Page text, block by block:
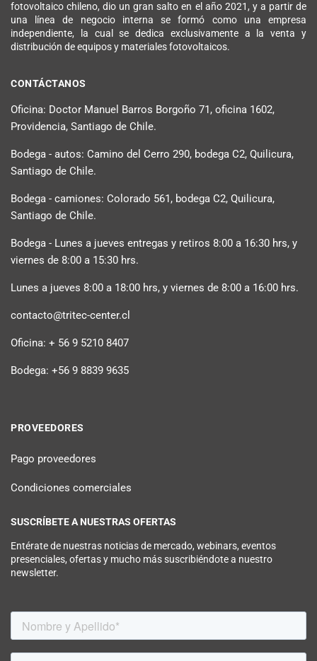
fotovoltaico chileno, dio un gran salto en el año 2021, y a partir de
una línea de negocio interna se formó como una empresa
independiente, la cual se dedica exclusivamente a la venta y
distribución de equipos y materiales fotovoltaicos.
CONTÁCTANOS
Oficina: Doctor Manuel Barros Borgoño 71, oficina 1602,
Providencia, Santiago de Chile.
Bodega - autos: Camino del Cerro 290, bodega C2, Quilicura,
Santiago de Chile.
Bodega - camiones: Colorado 561, bodega C2, Quilicura,
Santiago de Chile.
Bodega - Lunes a jueves entregas y retiros 8:00 a 16:30 hrs, y
viernes de 8:00 a 15:30 hrs.
Lunes a jueves 8:00 a 18:00 hrs, y viernes de 8:00 a 16:00 hrs.
contacto@tritec-center.cl
Oficina: + 56 9 5210 8407
Bodega: +56 9 8839 9635
PROVEEDORES
Pago proveedores
Condiciones comerciales
SUSCRÍBETE A NUESTRAS OFERTAS
Entérate de nuestras noticias de mercado, webinars, eventos
presenciales, ofertas y mucho más suscribiéndote a nuestro
newsletter.